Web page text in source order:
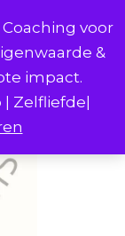
voor
&
impact.
Zelfliefde|